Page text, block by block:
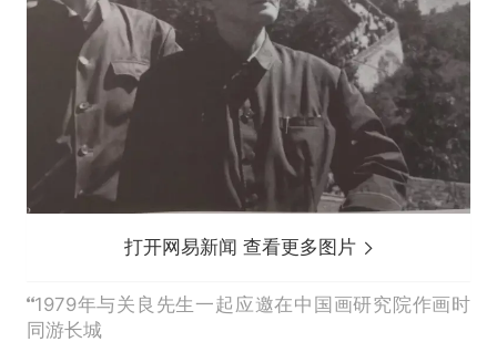
打开网易新闻 查看更多图片
1979年与关良先生一起应邀在中国画研究院作画时
同游长城